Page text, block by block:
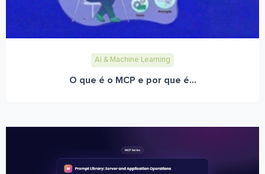
AI & Machine Learning
O que é o MCP e por que é...